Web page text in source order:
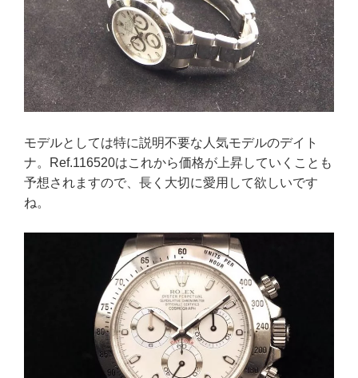
モデルとしては特に説明不要な人気モデルのデイト
ナ。Ref.116520はこれから価格が上昇していくことも
予想されますので、長く大切に愛用して欲しいです
ね。